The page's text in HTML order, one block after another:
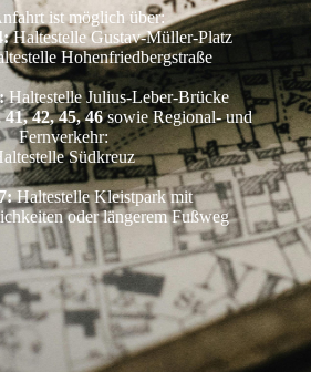
ist möglich über:
Haltestelle Gustav-Müller-Platz
Hohenfriedbergstraße
Haltestelle Julius-Leber-Brücke
42, 45, 46sowie Regional- und
Fernverkehr:
Südkreuz
Haltestelle Kleistpark mit
oder längerem Fußweg